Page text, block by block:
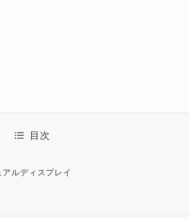
目次
ルディスプレイ